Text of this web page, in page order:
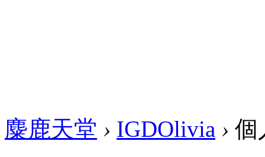
麋鹿天堂 › IGDOlivia › 個